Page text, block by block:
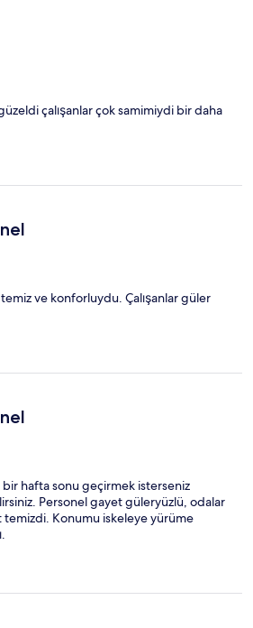
çalışanlar çok samimiydi bir daha
ve konforluydu. Çalışanlar güler
hafta sonu geçirmek isterseniz
Personel gayet güleryüzlü, odalar
temizdi. Konumu iskeleye yürüme